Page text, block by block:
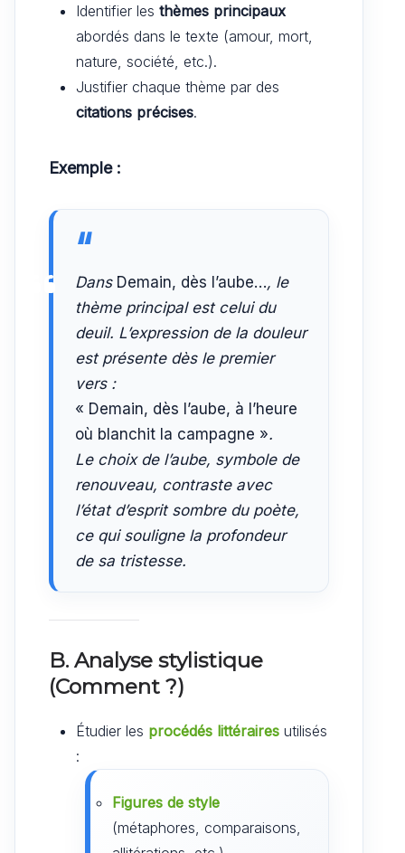
Identifier les thèmes principaux
abordés dans le texte (amour, mort,
nature, société, etc.).
Justifier chaque thème par des
citations précises.
Exemple :
Dans Demain, dès l’aube…, le
thème principal est celui du
deuil. L’expression de la douleur
est présente dès le premier
vers :
« Demain, dès l’aube, à l’heure
où blanchit la campagne ».
Le choix de l’aube, symbole de
renouveau, contraste avec
l’état d’esprit sombre du poète,
ce qui souligne la profondeur
de sa tristesse.
B. Analyse stylistique
(Comment ?)
Étudier les procédés littéraires utilisés
:
Figures de style
(métaphores, comparaisons,